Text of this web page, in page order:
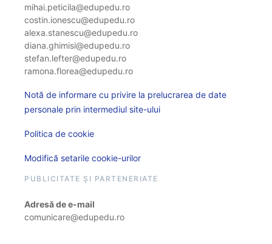
mihai.peticila@edupedu.ro
costin.ionescu@edupedu.ro
alexa.stanescu@edupedu.ro
diana.ghimisi@edupedu.ro
stefan.lefter@edupedu.ro
ramona.florea@edupedu.ro
Notă de informare cu privire la prelucrarea de date
personale prin intermediul site-ului
Politica de cookie
Modifică setarile cookie-urilor
PUBLICITATE ȘI PARTENERIATE
Adresă de e-mail
comunicare@edupedu.ro